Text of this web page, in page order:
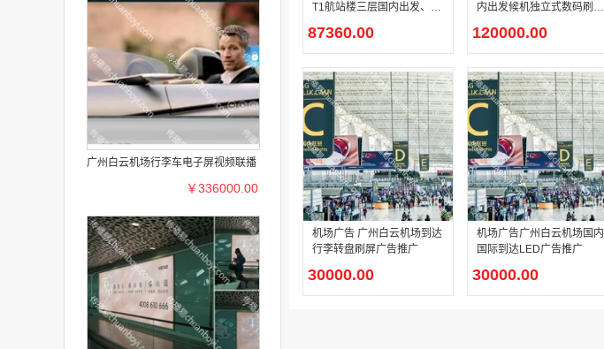
广州白云机场行李车电子屏视频联播
￥336000.00
T1航站楼三层国内出发、一
达厅机场电视广告
87360.00
内出发候机独立式数码刷屏
120000.00
机场广告 广州白云机场到达
行李转盘刷屏广告推广
30000.00
机场广告广州白云机场国内
国际到达LED广告推广
30000.00